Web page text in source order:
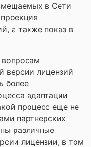
в Сети
а также показ в
версии лицензий
более
адаптации
процесс еще не
партнерских
различные
лицензии, в том